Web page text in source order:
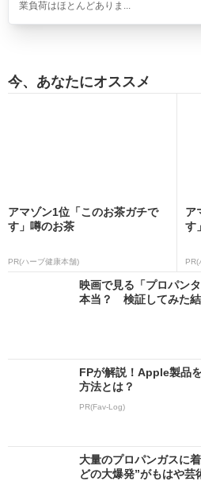
業負荷はほとんどありま...
今、あなたにオススメ
アマゾン1位「このお茶ガチで
す」噂のお茶
PR(ハーブ健康本舗)
ア
す
PR(
映画で見る「プロパン
本当？ 検証してみた
FPが解説！Apple製品
方法とは？
PR(Fav-Log)
大量のプロパンガス
どの大爆発”がもはや